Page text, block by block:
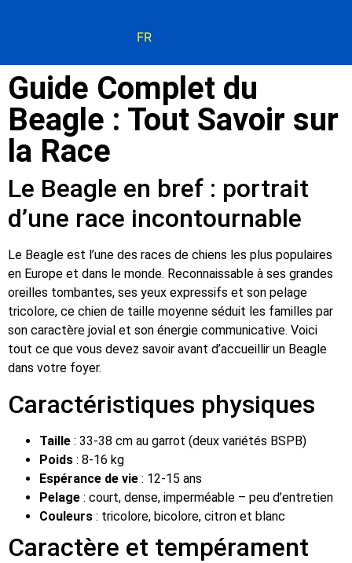
FR
Guide Complet du
Beagle : Tout Savoir sur
la Race
Le Beagle en bref : portrait
d’une race incontournable
Le Beagle est l’une des races de chiens les plus populaires
en Europe et dans le monde. Reconnaissable à ses grandes
oreilles tombantes, ses yeux expressifs et son pelage
tricolore, ce chien de taille moyenne séduit les familles par
son caractère jovial et son énergie communicative. Voici
tout ce que vous devez savoir avant d’accueillir un Beagle
dans votre foyer.
Caractéristiques physiques
Taille : 33-38 cm au garrot (deux variétés BSPB)
Poids : 8-16 kg
Espérance de vie : 12-15 ans
Pelage : court, dense, imperméable – peu d’entretien
Couleurs : tricolore, bicolore, citron et blanc
Caractère et tempérament